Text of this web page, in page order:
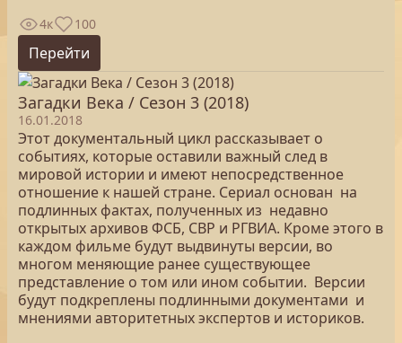
4к 100
Перейти
Загадки Века / Сезон 3 (2018)
16.01.2018
Этот документальный цикл рассказывает о
событиях, которые оставили важный след в
мировой истории и имеют непосредственное
отношение к нашей стране. Сериал основан на
подлинных фактах, полученных из недавно
открытых архивов ФСБ, СВР и РГВИА. Кроме этого в
каждом фильме будут выдвинуты версии, во
многом меняющие ранее существующее
представление о том или ином событии. Версии
будут подкреплены подлинными документами и
мнениями авторитетных экспертов и историков.